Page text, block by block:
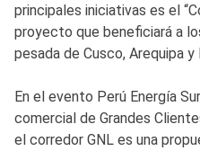
principales iniciativas es el
proyecto que beneficiará a
pesada de Cusco, Arequipa y
En el evento Perú Energía
comercial de Grandes
el corredor GNL es una